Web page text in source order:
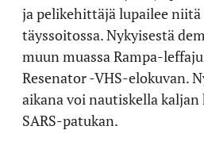
ja pelikehittäjä lupailee niitä
täyssoitossa. Nykyisestä
muun muassa Rampa-
Resenator -VHS-elokuvan.
aikana voi nautiskella kaljan
SARS-patukan.